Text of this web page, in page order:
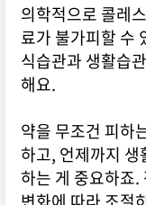
의학적으로 콜레
료가 불가피할 수
식습관과 생활습
해요.
약을 무조건 피하
하고, 언제까지
하는 게 중요하죠.